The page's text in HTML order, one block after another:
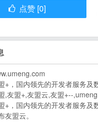
点赞 [0]
+，国内领先的开发者服务及
,友盟+,友盟云,友盟+--
+，国内领先的开发者服务及
盟云。